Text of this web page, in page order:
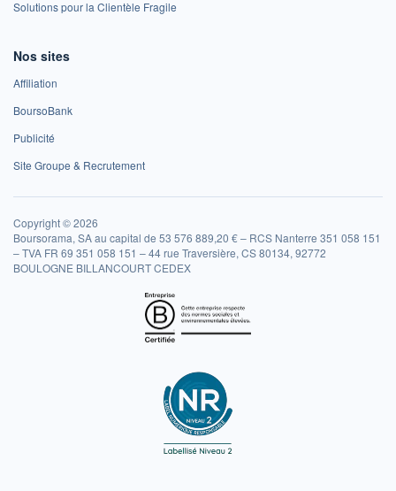
Solutions pour la Clientèle Fragile
Nos sites
Affiliation
BoursoBank
Publicité
Site Groupe & Recrutement
Copyright © 2026
Boursorama, SA au capital de 53 576 889,20 € – RCS Nanterre 351 058 151
– TVA FR 69 351 058 151 – 44 rue Traversière, CS 80134, 92772
BOULOGNE BILLANCOURT CEDEX